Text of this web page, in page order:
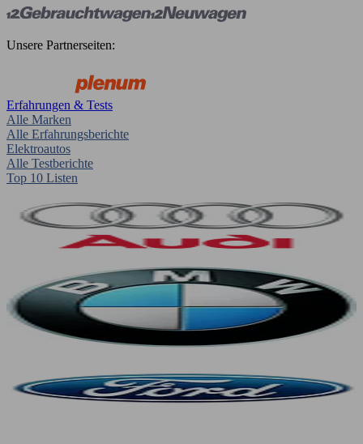
Unsere Partnerseiten:
Erfahrungen & Tests
Alle Marken
Alle Erfahrungsberichte
Elektroautos
Alle Testberichte
Top 10 Listen